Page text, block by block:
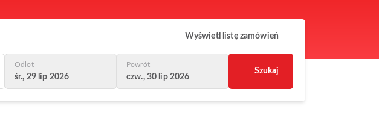
Wyświetl listę zamówień
Odlot
śr., 29 lip 2026
Powrót
czw., 30 lip 2026
Szukaj